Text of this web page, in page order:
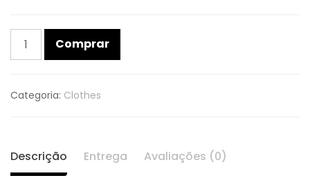
Comprar
Categoria: Clothes
Descrição Entrega Avaliações (0)